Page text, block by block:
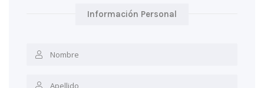
Información Personal